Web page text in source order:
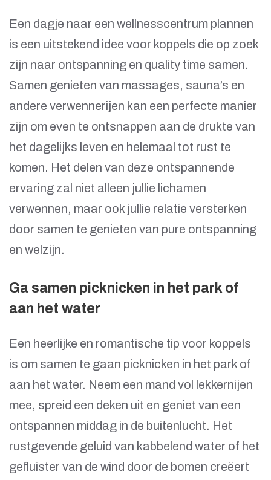
Een dagje naar een wellnesscentrum plannen
is een uitstekend idee voor koppels die op zoek
zijn naar ontspanning en quality time samen.
Samen genieten van massages, sauna’s en
andere verwennerijen kan een perfecte manier
zijn om even te ontsnappen aan de drukte van
het dagelijks leven en helemaal tot rust te
komen. Het delen van deze ontspannende
ervaring zal niet alleen jullie lichamen
verwennen, maar ook jullie relatie versterken
door samen te genieten van pure ontspanning
en welzijn.
Ga samen picknicken in het park of
aan het water
Een heerlijke en romantische tip voor koppels
is om samen te gaan picknicken in het park of
aan het water. Neem een mand vol lekkernijen
mee, spreid een deken uit en geniet van een
ontspannen middag in de buitenlucht. Het
rustgevende geluid van kabbelend water of het
gefluister van de wind door de bomen creëert